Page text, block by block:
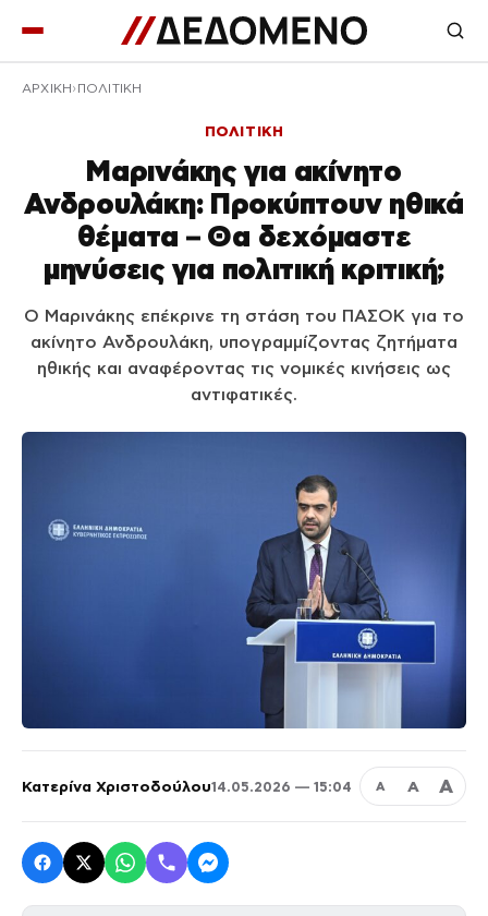
ΑΡΧΙΚΉ ΠΟΛΙΤΙΚΗ
ΠΟΛΙΤΙΚΗ
Μαρινάκης για ακίνητο
Ανδρουλάκη: Προκύπτουν ηθικά
θέματα – Θα δεχόμαστε
μηνύσεις για πολιτική κριτική;
Ο Μαρινάκης επέκρινε τη στάση του ΠΑΣΟΚ για το
ακίνητο Ανδρουλάκη, υπογραμμίζοντας ζητήματα
ηθικής και αναφέροντας τις νομικές κινήσεις ως
αντιφατικές.
Κατερίνα Χριστοδούλου14.05.2026 — 15:04 Α Α Α